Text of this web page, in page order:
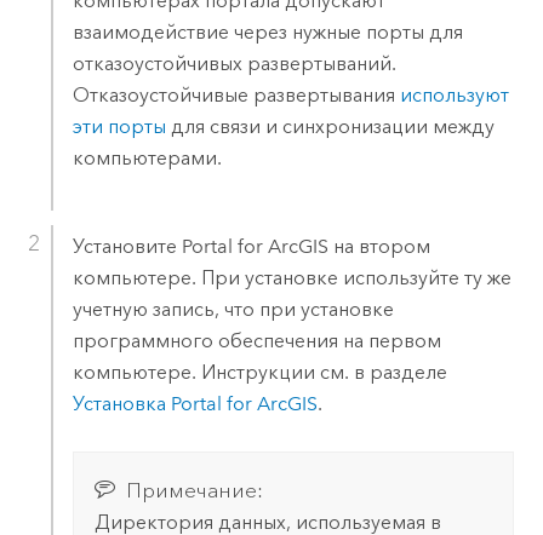
взаимодействие через нужные порты для
отказоустойчивых развертываний.
Отказоустойчивые развертывания используют
эти порты для связи и синхронизации между
компьютерами.
Установите Portal for ArcGIS на втором
компьютере. При установке используйте ту же
учетную запись, что при установке
программного обеспечения на первом
компьютере. Инструкции см. в разделе
Установка Portal for ArcGIS.
Примечание:
Директория данных, используемая в